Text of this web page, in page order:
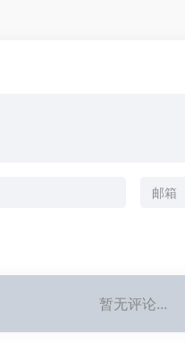
暂无评论...